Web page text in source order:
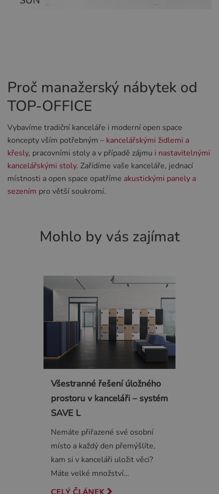
Proč manažerský nábytek od
TOP-OFFICE
Vybavíme tradiční kanceláře i moderní open space
koncepty vším potřebným – kancelářskými židlemi a
křesly, pracovními stoly a v případě zájmu i nastavitelnými
kancelářskými stoly. Zařídíme vaše kanceláře, jednací
místnosti a open space opatříme akustickými panely a
sezením pro větší soukromí.
Mohlo by vás zajímat
Všestranné řešení úložného
prostoru v kanceláři – systém
SAVE L
Nemáte přiřazené své osobní
místo a každý den přemýšlíte,
kam si v kanceláři uložit věci?
Máte velké množství…
CELÝ ČLÁNEK